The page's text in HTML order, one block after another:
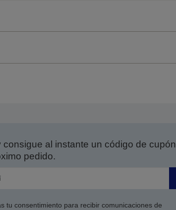
al instante un código de cupón
pedido.
tu consentimiento para recibir comunicaciones de